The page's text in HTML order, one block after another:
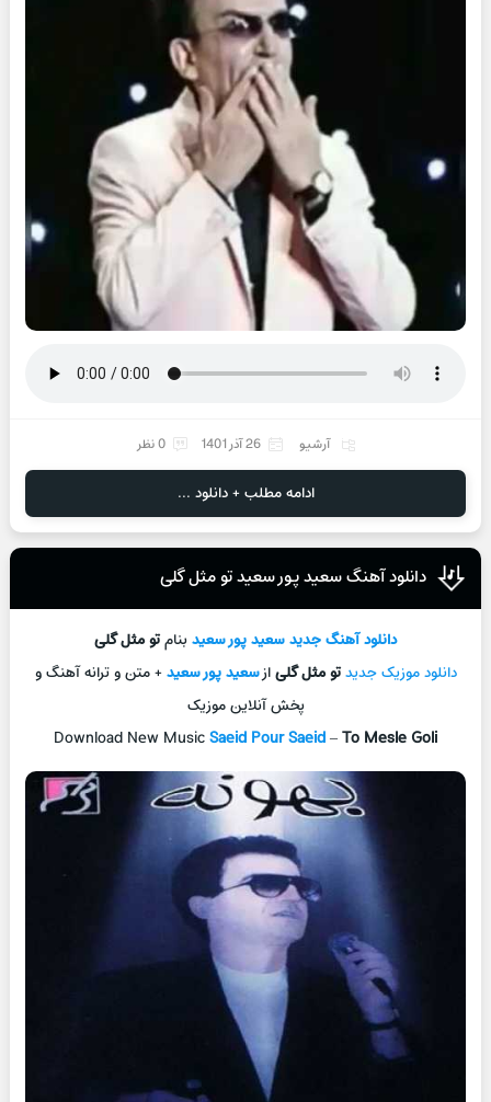
آرشیو 26 آذر 1401 0 نظر
ادامه مطلب + دانلود ...
دانلود آهنگ سعید پور سعید تو مثل گلی
دانلود آهنگ جدیدسعید پور سعیدبنامتو مثل گلی
دانلود موزیک جدیدتو مثل گلیازسعید پور سعید+ متن و ترانه آهنگ و
پخش آنلاین موزیک
Download New MusicSaeid Pour Saeid–To Mesle Goli